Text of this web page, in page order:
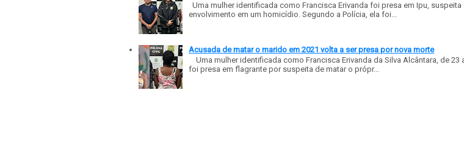
Uma mulher identificada como Francisca Erivanda foi presa em Ipu, suspeita
envolvimento em um homicídio. Segundo a Polícia, ela foi...
Acusada de matar o marido em 2021 volta a ser presa por nova morte
Uma mulher identificada como Francisca Erivanda da Silva Alcântara, de 23
foi presa em flagrante por suspeita de matar o própr...